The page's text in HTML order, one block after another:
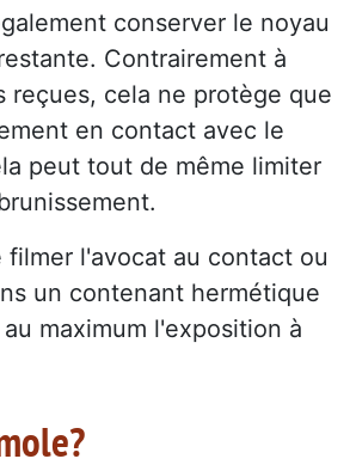
conserver le noyau
Contrairement à
reçues, cela ne protège que
en contact avec le
peut tout de même limiter
filmer l'avocat au contact ou
un contenant hermétique
maximum l'exposition à